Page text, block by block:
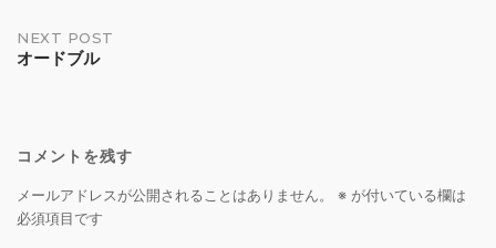
NEXT POST
オードブル
コメントを残す
メールアドレスが公開されることはありません。 ※ が付いている欄は
必須項目です